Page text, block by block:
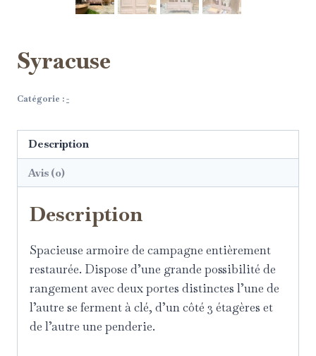
Syracuse
Catégorie :-
Description
Avis (0)
Description
Spacieuse armoire de campagne entièrement
restaurée. Dispose d’une grande possibilité de
rangement avec deux portes distinctes l’une de
l’autre se ferment à clé, d’un côté 3 étagères et
de l’autre une penderie.